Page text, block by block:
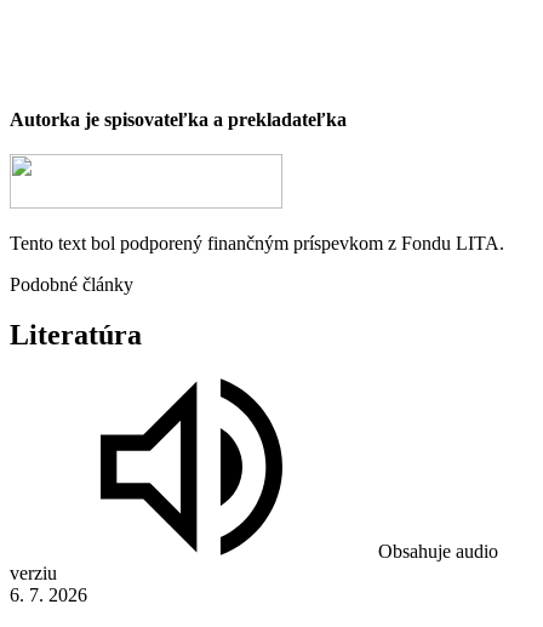
Autorka je spisovateľka a prekladateľka
Tento text bol podporený finančným príspevkom z Fondu LITA.
Podobné články
Literatúra
Obsahuje audio
verziu
6. 7. 2026